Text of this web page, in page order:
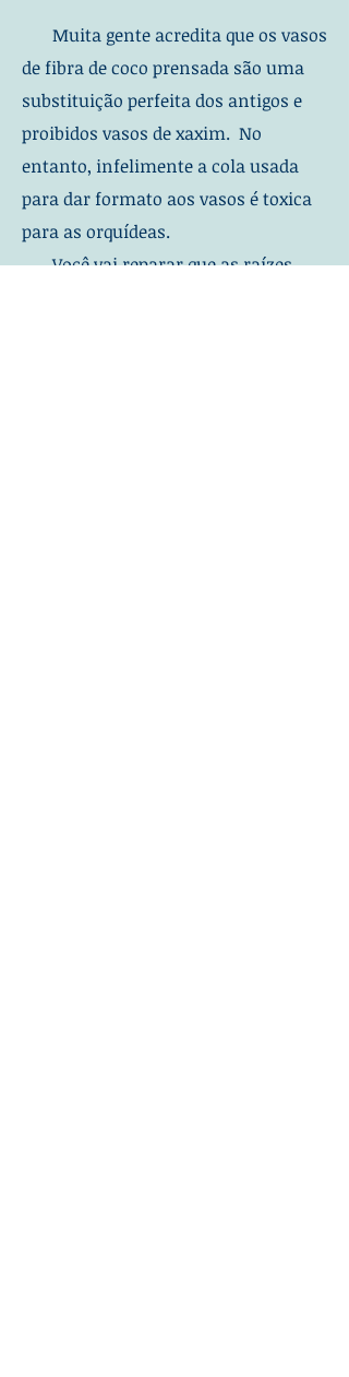
Muita gente acredita que os vasos
de fibra de coco prensada são uma
substituição perfeita dos antigos e
proibidos vasos de xaxim. No
entanto, infelimente a cola usada
para dar formato aos vasos é toxica
para as orquídeas.
Você vai reparar que as raízes